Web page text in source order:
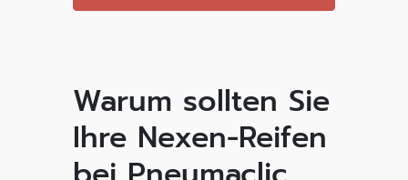
Warum sollten Sie
Ihre Nexen-Reifen